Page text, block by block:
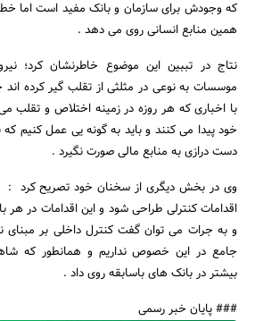
جستجو
که وجودش برای سازمان و بانک مفید است اما
همین منابع انسانی روی می دهد .
نتاج در تببین این موضوع خاطرنشان کرد؛
موسسات به نوعی در مثلثی از تقلب گیر کرده اند
با اخباری که هر روزه در زمینه اختلاص و تقلب
خود پیدا می کنند و باید به گونه یی عمل کنیم که
دست درازی به منابع مالی صورت نگیرد .
وی در بخش دیگری از سخنان خود تصریح کرد :
اقدامات کنترلی طراحی شود و این اقدامات در
و به جرات می توان گفت کنترل داخلی بر
جامع در این خصوص نداریم و همانطور که
بیشتر در بانک های باسابقه روی داد .
### پایان خبر رسمی